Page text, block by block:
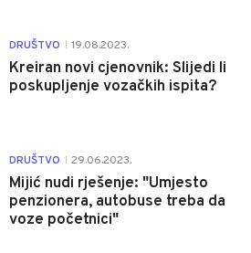
DRUŠTVO 19.08.2023.
Kreiran novi cjenovnik: Slijedi li
poskupljenje vozačkih ispita?
DRUŠTVO 29.06.2023.
Mijić nudi rješenje: "Umjesto
penzionera, autobuse treba da
voze početnici"